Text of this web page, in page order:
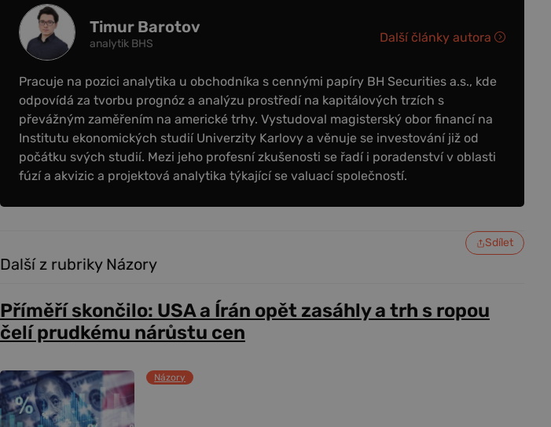
Timur Barotov
analytik BHS
Pracuje na pozici analytika u obchodníka s cennými papíry BH Securities a.s., kde
odpovídá za tvorbu prognóz a analýzu prostředí na kapitálových trzích s
převážným zaměřením na americké trhy. Vystudoval magisterský obor financí na
Institutu ekonomických studií Univerzity Karlovy a věnuje se investování již od
počátku svých studií. Mezi jeho profesní zkušenosti se řadí i poradenství v oblasti
fúzí a akvizic a projektová analytika týkající se valuací společností.
Další články autora
Sdílet
Další z rubriky Názory
Příměří skončilo: USA a Írán opět zasáhly a trh s ropou
čelí prudkému nárůstu cen
Názory